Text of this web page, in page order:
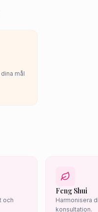
mål
och
Feng Shui
Harmonisera
konsultation.